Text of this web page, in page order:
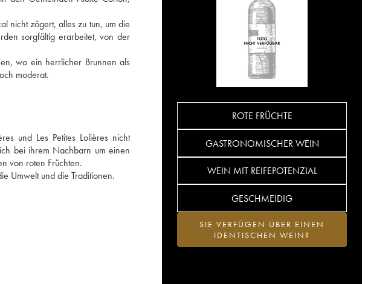
nicht zögert, alles zu tun, um die
sorgfältig erarbeitet, von der
wo ein herrlicher Brunnen als
moderat.
und Les Petites Lolières nicht
bei ihrem Nachbarn um einen
von roten Früchten.
Umwelt und die Traditionen.
ROTE FRÜCHTE
GASTRONOMISCHER WEIN
WEIN MIT REIFEPOTENZIAL
GESCHMEIDIG
SIE VERFÜGEN ÜBER EINEN
IDENTISCHEN WEIN?